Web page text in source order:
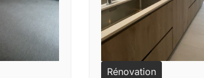
Rénovation